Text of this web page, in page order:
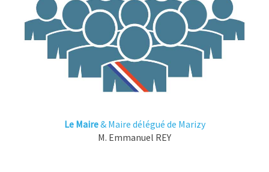
Le Maire& Maire délégué de Marizy
M. Emmanuel REY